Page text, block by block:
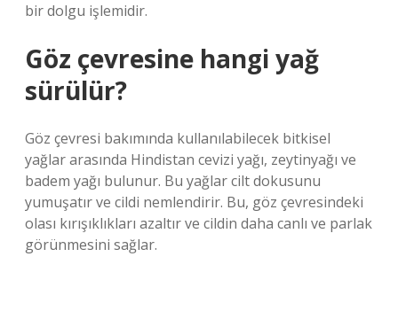
bir dolgu işlemidir.
Göz çevresine hangi yağ
sürülür?
Göz çevresi bakımında kullanılabilecek bitkisel
yağlar arasında Hindistan cevizi yağı, zeytinyağı ve
badem yağı bulunur. Bu yağlar cilt dokusunu
yumuşatır ve cildi nemlendirir. Bu, göz çevresindeki
olası kırışıklıkları azaltır ve cildin daha canlı ve parlak
görünmesini sağlar.